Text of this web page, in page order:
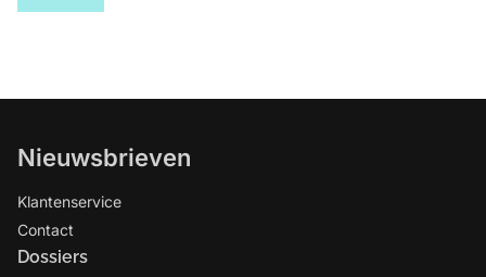
Nieuwsbrieven
Klantenservice
Contact
Dossiers